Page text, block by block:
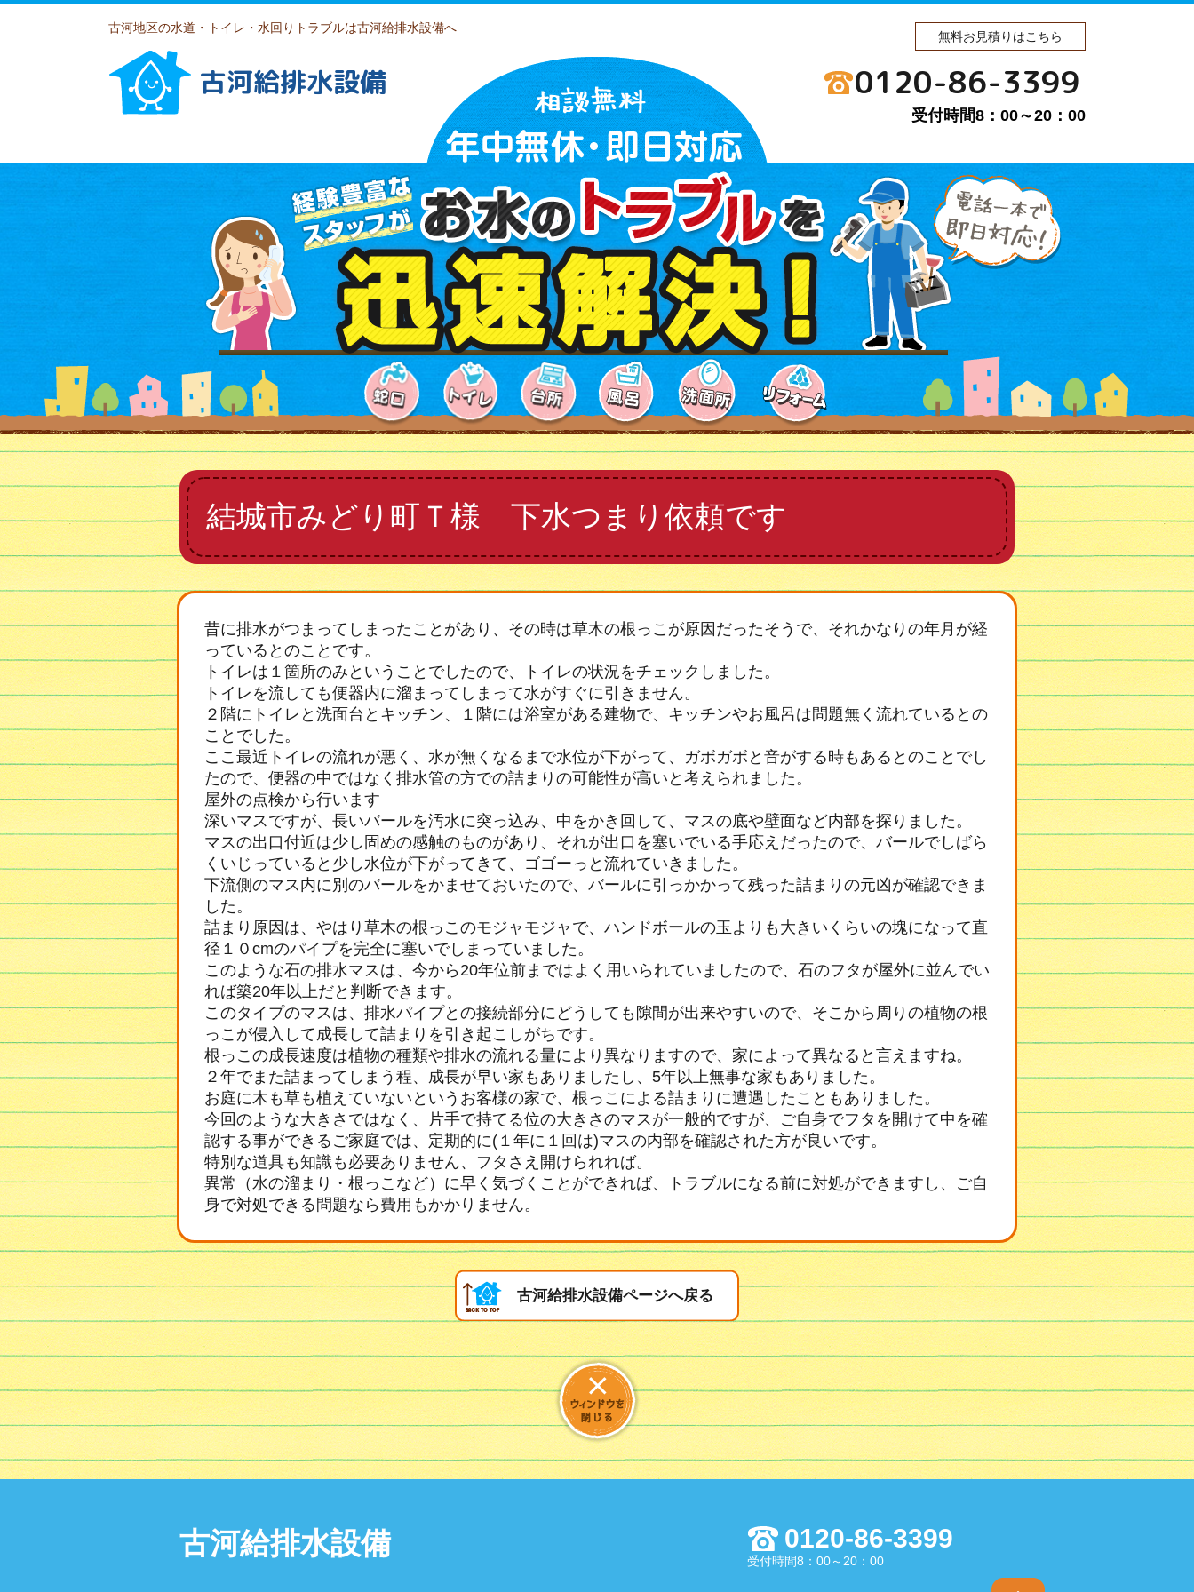
古河地区の水道・トイレ・水回りトラブルは古河給排水設備へ
無料お見積りはこちら
古河給排水設備 0120-86-3399
受付時間8：00～20：00
結城市みどり町Ｔ様 下水つまり依頼です
昔に排水がつまってしまったことがあり、その時は草木の根っこが原因だったそうで、それかなりの年月が経
っているとのことです。
トイレは１箇所のみということでしたので、トイレの状況をチェックしました。
トイレを流しても便器内に溜まってしまって水がすぐに引きません。
２階にトイレと洗面台とキッチン、１階には浴室がある建物で、キッチンやお風呂は問題無く流れているとの
ことでした。
ここ最近トイレの流れが悪く、水が無くなるまで水位が下がって、ガボガボと音がする時もあるとのことでし
たので、便器の中ではなく排水管の方での詰まりの可能性が高いと考えられました。
屋外の点検から行います
深いマスですが、長いバールを汚水に突っ込み、中をかき回して、マスの底や壁面など内部を探りました。
マスの出口付近は少し固めの感触のものがあり、それが出口を塞いでいる手応えだったので、バールでしばら
くいじっていると少し水位が下がってきて、ゴゴーっと流れていきました。
下流側のマス内に別のバールをかませておいたので、バールに引っかかって残った詰まりの元凶が確認できま
した。
詰まり原因は、やはり草木の根っこのモジャモジャで、ハンドボールの玉よりも大きいくらいの塊になって直
径１０cmのパイプを完全に塞いでしまっていました。
このような石の排水マスは、今から20年位前まではよく用いられていましたので、石のフタが屋外に並んでい
れば築20年以上だと判断できます。
このタイプのマスは、排水パイプとの接続部分にどうしても隙間が出来やすいので、そこから周りの植物の根
っこが侵入して成長して詰まりを引き起こしがちです。
根っこの成長速度は植物の種類や排水の流れる量により異なりますので、家によって異なると言えますね。
２年でまた詰まってしまう程、成長が早い家もありましたし、5年以上無事な家もありました。
お庭に木も草も植えていないというお客様の家で、根っこによる詰まりに遭遇したこともありました。
今回のような大きさではなく、片手で持てる位の大きさのマスが一般的ですが、ご自身でフタを開けて中を確
認する事ができるご家庭では、定期的に(１年に１回は)マスの内部を確認された方が良いです。
特別な道具も知識も必要ありません、フタさえ開けられれば。
異常（水の溜まり・根っこなど）に早く気づくことができれば、トラブルになる前に対処ができますし、ご自
身で対処できる問題なら費用もかかりません。
古河給排水設備ページへ戻る
古河給排水設備 0120-86-3399
受付時間8：00～20：00